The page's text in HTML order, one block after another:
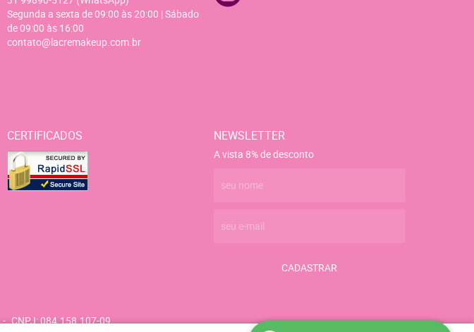
Segunda a sexta de 09:00 às 20:00 | Sábado
de 09:00 às 16:00
contato@lacremakeup.com.br
CERTIFICADOS NEWSLETTER
A vista 8% de desconto
CADASTRAR
CNPJ: 084.158.107-09